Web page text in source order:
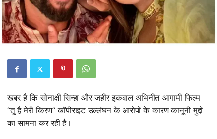
खबर है कि सोनाक्षी सिन्हा और जहीर इकबाल अभिनीत आगामी फिल्म
“तू है मेरी किरण” कॉपीराइट उल्लंघन के आरोपों के कारण कानूनी मुद्दों
का सामना कर रही है।